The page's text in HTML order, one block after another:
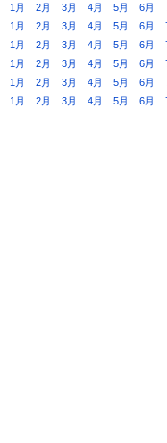
1月 2月 3月 4月 5月 6月
1月 2月 3月 4月 5月 6月
1月 2月 3月 4月 5月 6月
1月 2月 3月 4月 5月 6月
1月 2月 3月 4月 5月 6月
1月 2月 3月 4月 5月 6月